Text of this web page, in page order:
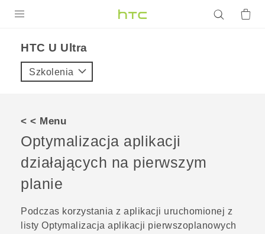
VIVE
VIVERSE
POMOC TECHNICZNA
Urządzenia i akcesoria HTC
Zaloguj się
HTC U Ultra‎
Szkolenia
< < Menu
Optymalizacja aplikacji
działających na pierwszym
planie
Podczas korzystania z aplikacji uruchomionej z
listy Optymalizacja aplikacji pierwszoplanowych